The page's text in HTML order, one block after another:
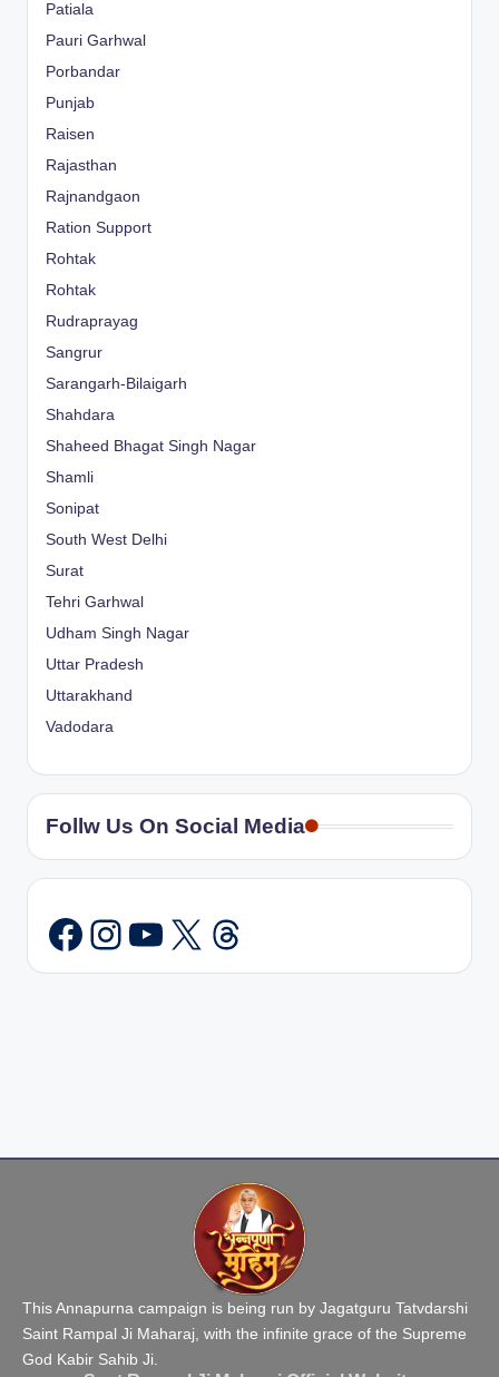
Patiala
Pauri Garhwal
Porbandar
Punjab
Raisen
Rajasthan
Rajnandgaon
Ration Support
Rohtak
Rohtak
Rudraprayag
Sangrur
Sarangarh-Bilaigarh
Shahdara
Shaheed Bhagat Singh Nagar
Shamli
Sonipat
South West Delhi
Surat
Tehri Garhwal
Udham Singh Nagar
Uttar Pradesh
Uttarakhand
Vadodara
Follw Us On Social Media
Instagram
YouTube
X Threads
This Annapurna campaign is being run by Jagatguru Tatvdarshi
Saint Rampal Ji Maharaj, with the infinite grace of the Supreme
God Kabir Sahib Ji.